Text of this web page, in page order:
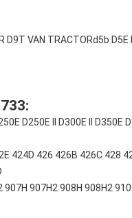
D9T VAN TRACTORd5b D5E
D250E II D300E II D350E
424D 426 426B 426C 428
907H 907H2 908H 908H2 910